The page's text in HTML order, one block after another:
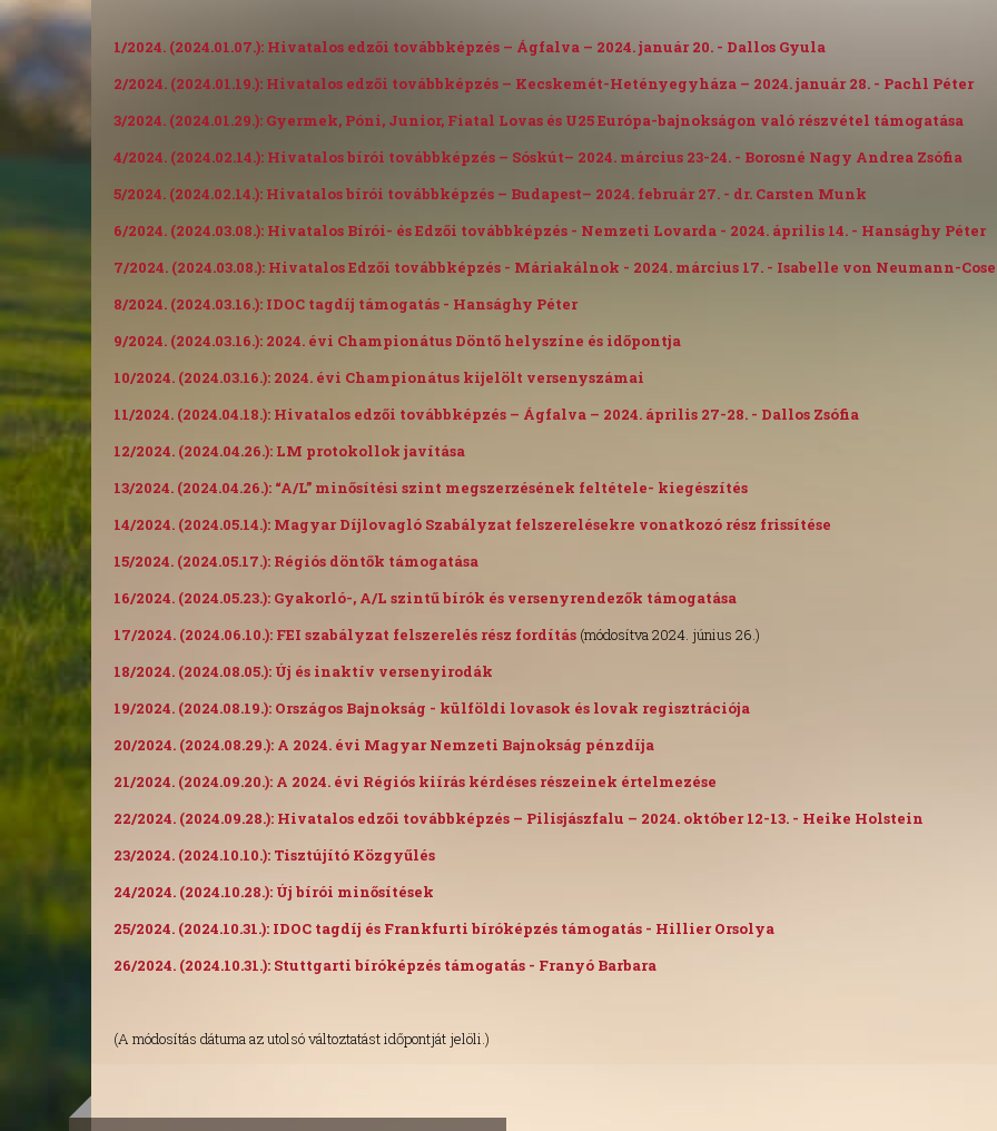
1/2024. (2024.01.07.): Hivatalos edzői továbbképzés – Ágfalva – 2024. január 20. - Dallos Gyula
2/2024. (2024.01.19.): Hivatalos edzői továbbképzés – Kecskemét-Hetényegyháza – 2024. január 28. - Pachl Péter
3/2024. (2024.01.29.): Gyermek, Póni, Junior, Fiatal Lovas és U25 Európa-bajnokságon való részvétel támogatása
4/2024. (2024.02.14.): Hivatalos bírói továbbképzés – Sóskút– 2024. március 23-24. - Borosné Nagy Andrea Zsófia
5/2024. (2024.02.14.): Hivatalos bírói továbbképzés – Budapest– 2024. február 27. - dr. Carsten Munk
6/2024. (2024.03.08.): Hivatalos Bírói- és Edzői továbbképzés - Nemzeti Lovarda - 2024. április 14. - Hansághy Péter
7/2024. (2024.03.08.): Hivatalos Edzői továbbképzés - Máriakálnok - 2024. március 17. - Isabelle von Neumann-
8/2024. (2024.03.16.): IDOC tagdíj támogatás - Hansághy Péter
9/2024. (2024.03.16.): 2024. évi Championátus Döntő helyszíne és időpontja
10/2024. (2024.03.16.): 2024. évi Championátus kijelölt versenyszámai
11/2024. (2024.04.18.): Hivatalos edzői továbbképzés – Ágfalva – 2024. április 27-28. - Dallos Zsófia
12/2024. (2024.04.26.): LM protokollok javítása
13/2024. (2024.04.26.): “A/L” minősítési szint megszerzésének feltétele- kiegészítés
14/2024. (2024.05.14.): Magyar Díjlovagló Szabályzat felszerelésekre vonatkozó rész frissítése
15/2024. (2024.05.17.): Régiós döntők támogatása
16/2024. (2024.05.23.): Gyakorló-, A/L szintű bírók és versenyrendezők támogatása
17/2024. (2024.06.10.): FEI szabályzat felszerelés rész fordítás (módosítva 2024. június 26.)
18/2024. (2024.08.05.): Új és inaktív versenyirodák
19/2024. (2024.08.19.): Országos Bajnokság - külföldi lovasok és lovak regisztrációja
20/2024. (2024.08.29.): A 2024. évi Magyar Nemzeti Bajnokság pénzdíja
21/2024. (2024.09.20.): A 2024. évi Régiós kiírás kérdéses részeinek értelmezése
22/2024. (2024.09.28.): Hivatalos edzői továbbképzés – Pilisjászfalu – 2024. október 12-13. - Heike Holstein
23/2024. (2024.10.10.): Tisztújító Közgyűlés
24/2024. (2024.10.28.): Új bírói minősítések
25/2024. (2024.10.31.): IDOC tagdíj és Frankfurti bíróképzés támogatás - Hillier Orsolya
26/2024. (2024.10.31.): Stuttgarti bíróképzés támogatás - Franyó Barbara
(A módosítás dátuma az utolsó változtatást időpontját jelöli.)